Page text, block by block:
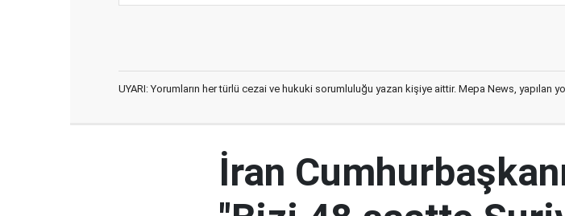
UYARI: Yorumların her türlü cezai ve hukuki sorumluluğu yazan kişiye aittir. Mepa News, yapılan
İran